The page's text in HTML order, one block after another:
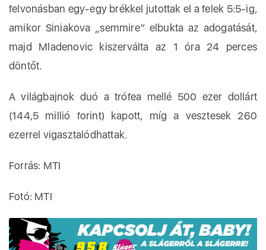
felvonásban egy-egy brékkel jutottak el a felek 5:5-ig,
amikor Siniakova „semmire” elbukta az adogatását,
majd Mladenovic kiszerválta az 1 óra 24 perces
döntőt.
A világbajnok duó a trófea mellé 500 ezer dollárt
(144,5 millió forint) kapott, míg a vesztesek 260
ezerrel vigasztalódhattak.
Forrás: MTI
Fotó: MTI